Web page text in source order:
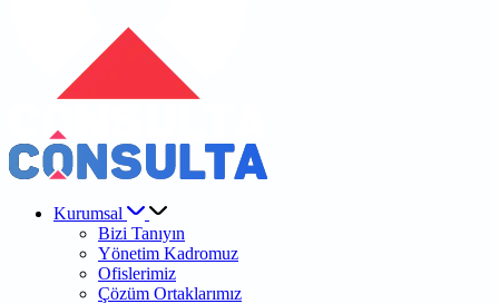
Kurumsal
Bizi Tanıyın
Yönetim Kadromuz
Ofislerimiz
Çözüm Ortaklarımız